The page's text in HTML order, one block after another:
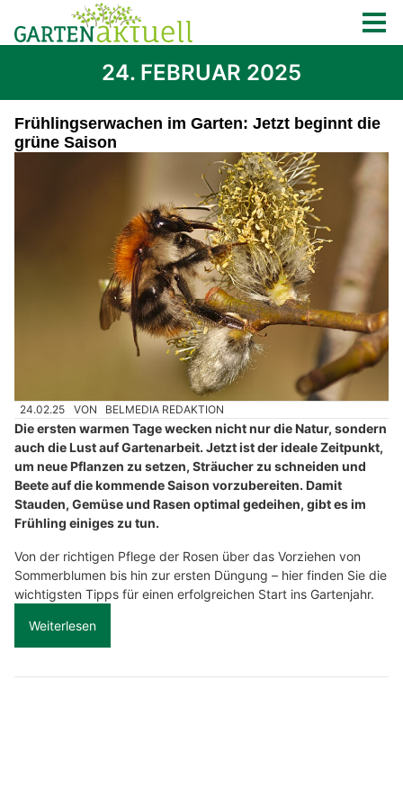
24. FEBRUAR 2025
Frühlingserwachen im Garten: Jetzt beginnt die
grüne Saison
24.02.25 VON BELMEDIA REDAKTION
Die ersten warmen Tage wecken nicht nur die Natur, sondern
auch die Lust auf Gartenarbeit. Jetzt ist der ideale Zeitpunkt,
um neue Pflanzen zu setzen, Sträucher zu schneiden und
Beete auf die kommende Saison vorzubereiten. Damit
Stauden, Gemüse und Rasen optimal gedeihen, gibt es im
Frühling einiges zu tun.
Von der richtigen Pflege der Rosen über das Vorziehen von
Sommerblumen bis hin zur ersten Düngung – hier finden Sie die
wichtigsten Tipps für einen erfolgreichen Start ins Gartenjahr.
Weiterlesen